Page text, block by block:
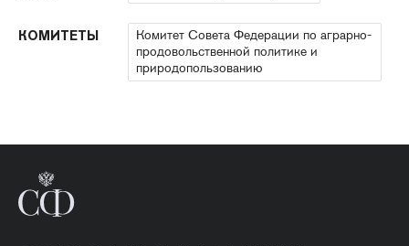
КОМИТЕТЫ
Комитет Совета Федерации по аграрно-
продовольственной политике и
природопользованию